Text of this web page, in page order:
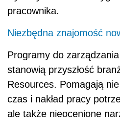
pracownika.
Niezbędna znajomość
Programy do
stanowią przyszłość
Resources. Pomagają
czas i nakład pracy
ale także nieocenione